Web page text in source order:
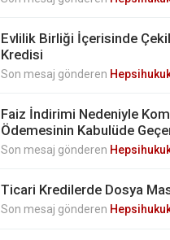
Evlilik Birliği İçerisinde
Kredisi
Son mesaj gönderen
Faiz İndirimi Nedeniyle
Ödemesinin Kabulüde
Son mesaj gönderen
Ticari Kredilerde Dosya
Son mesaj gönderen